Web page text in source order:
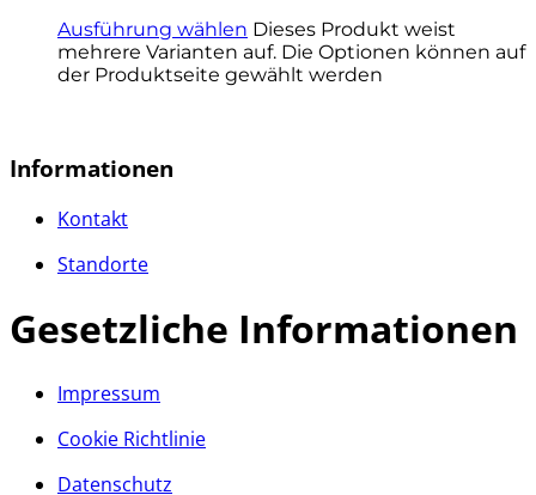
Ausführung wählen Dieses Produkt weist
mehrere Varianten auf. Die Optionen können auf
der Produktseite gewählt werden
Informationen
Kontakt
Standorte
Gesetzliche Informationen
Impressum
Cookie Richtlinie
Datenschutz